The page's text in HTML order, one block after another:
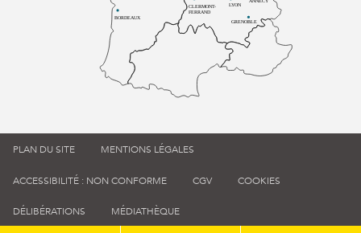
BORDEAUX
CLERMONT-
FERRAND
LYON
GRENOBLE
PLAN DU SITE MENTIONS LÉGALES
ACCESSIBILITÉ : NON CONFORME CGV COOKIES
DÉLIBÉRATIONS MÉDIATHÈQUE